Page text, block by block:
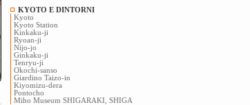
KYOTO E DINTORNI
Kyoto
Kyoto Station
Kinkaku-ji
Ryoan-ji
Nijo-jo
Ginkaku-ji
Tenryu-ji
Okochi-sanso
Giardino Taizo-in
Kiyomizu-dera
Pontocho
Miho Museum SHIGARAKI, SHIGA